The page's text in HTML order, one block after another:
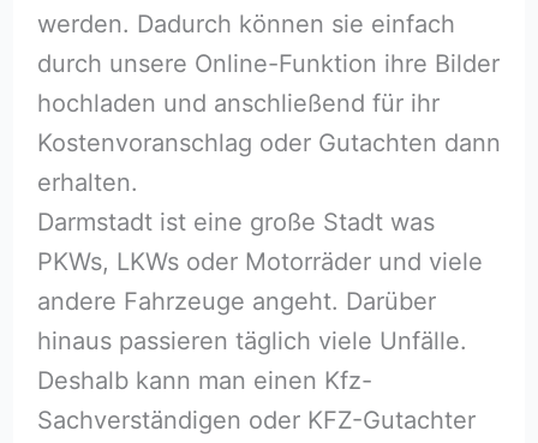
werden. Dadurch können sie einfach
durch unsere Online-Funktion ihre Bilder
hochladen und anschließend für ihr
Kostenvoranschlag oder Gutachten dann
erhalten.
Darmstadt ist eine große Stadt was
PKWs, LKWs oder Motorräder und viele
andere Fahrzeuge angeht. Darüber
hinaus passieren täglich viele Unfälle.
Deshalb kann man einen Kfz-
Sachverständigen oder KFZ-Gutachter